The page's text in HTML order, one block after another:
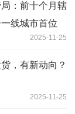
：前十个月辖
线城市首位
2025-11-25
，有新动向？
2025-11-25